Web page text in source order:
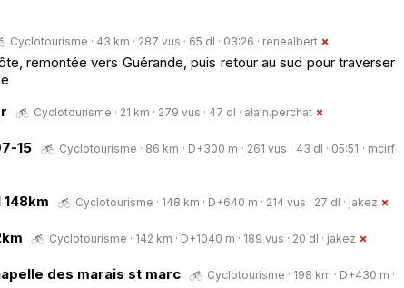
Cyclotourisme · 43 km · 287 vus · 65 dl · 03:26 · renealbert
remontée vers Guérande, puis retour au sud pour traverser
Cyclotourisme · 21 km · 279 vus · 47 dl · alain.perchat
15 Cyclotourisme · 86 km · D+300 m · 261 vus · 43 dl · 05:51 · mcirf
Cyclotourisme · 148 km · D+640 m · 214 vus · 27 dl · jakez
Cyclotourisme · 142 km · D+1040 m · 189 vus · 20 dl · jakez
des marais st marc
Cyclotourisme · 198 km · D+430 m ·